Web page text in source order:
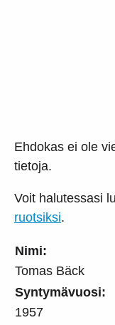
Nimi:
Tomas Bäck
Syntymävuosi:
1957
Ehdokas ei ole
tietoja.
Voit halutessasi
ruotsiksi.